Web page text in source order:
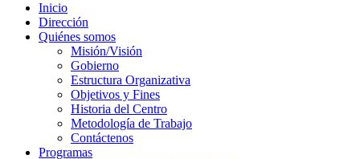
Inicio
Dirección
Quiénes somos
Misión/Visión
Gobierno
Estructura Organizativa
Objetivos y Fines
Historia del Centro
Metodología de Trabajo
Contáctenos
Programas